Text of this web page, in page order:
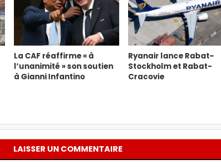
La CAF réaffirme « à
l’unanimité » son soutien
à Gianni Infantino
Ryanair lance Rabat-
Stockholm et Rabat-
Cracovie
LAISSER UN COMMENTAIRE